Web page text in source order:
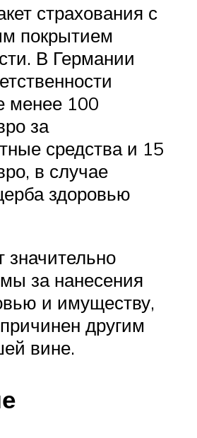
страхования с
покрытием
В Германии
менее 100
за
средства и 15
в случае
здоровью
значительно
за нанесения
и имуществу,
другим
вине.